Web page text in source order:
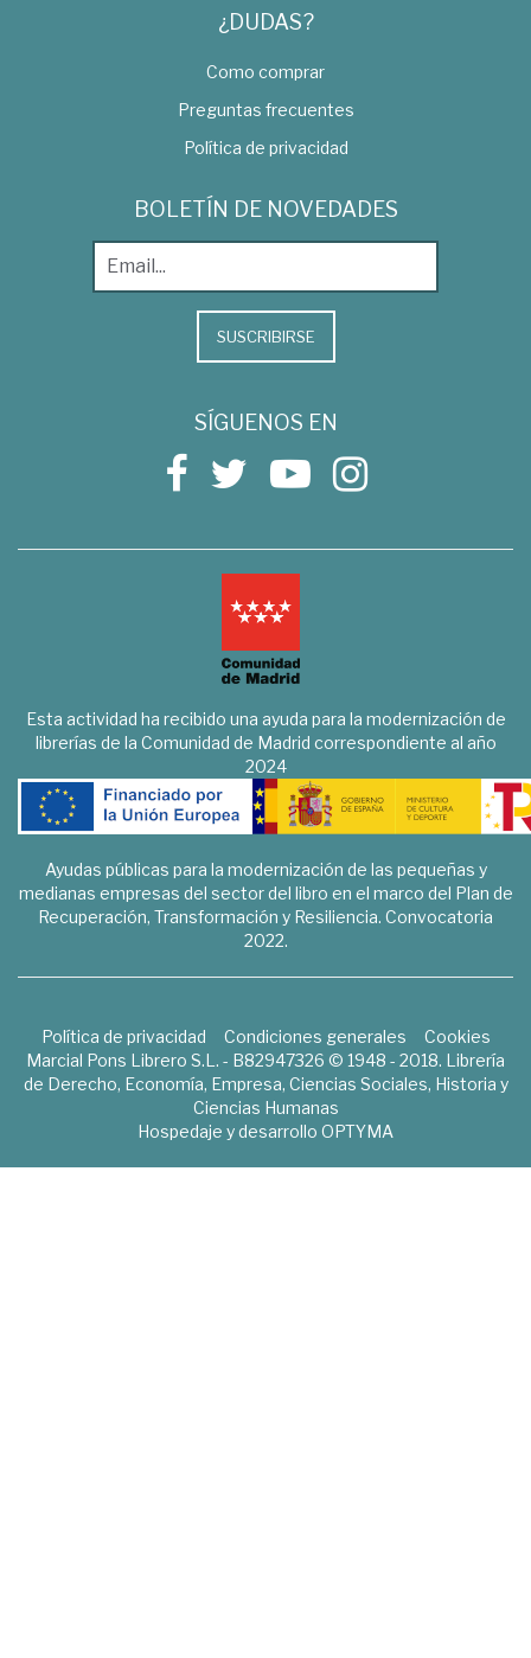
¿DUDAS?
Como comprar
Preguntas frecuentes
Política de privacidad
BOLETÍN DE NOVEDADES
SUSCRIBIRSE
SÍGUENOS EN
Esta actividad ha recibido una ayuda para la modernización de
librerías de la Comunidad de Madrid correspondiente al año
2024
Ayudas públicas para la modernización de las pequeñas y
medianas empresas del sector del libro en el marco del Plan de
Recuperación, Transformación y Resiliencia. Convocatoria
2022.
Política de privacidad Condiciones generales
Cookies
Marcial Pons Librero S.L. - B82947326 © 1948 - 2018. Librería
de Derecho, Economía, Empresa, Ciencias Sociales, Historia y
Ciencias Humanas
Hospedaje y desarrollo OPTYMA